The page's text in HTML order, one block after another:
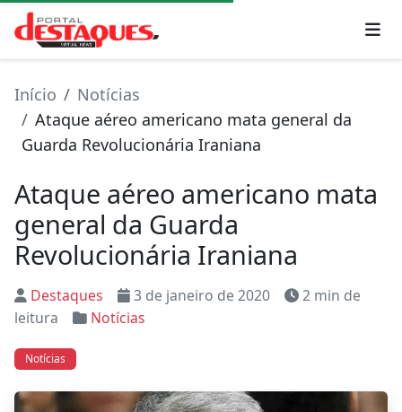
Início
Notícias
Ataque aéreo americano mata general da
Guarda Revolucionária Iraniana
Ataque aéreo americano mata
general da Guarda
Revolucionária Iraniana
Destaques 3 de janeiro de 2020
2 min de
leitura
Notícias
Notícias